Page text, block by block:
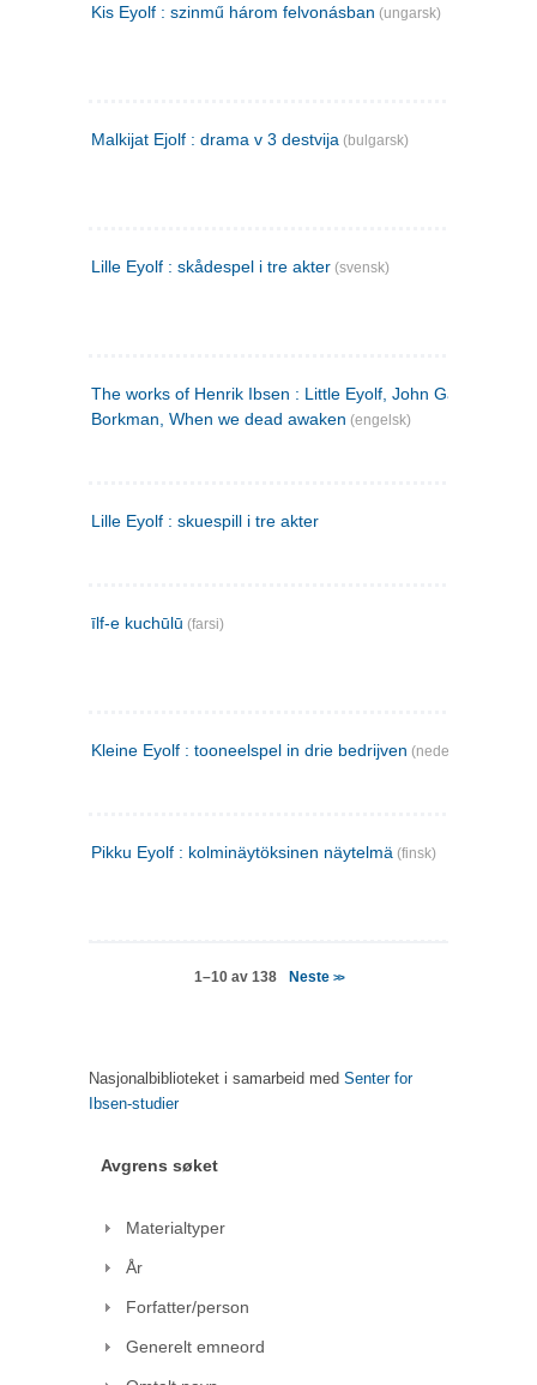
Kis Eyolf : szinmű három felvonásban (ungarsk)
Malkijat Ejolf : drama v 3 destvija (bulgarsk)
Lille Eyolf : skådespel i tre akter (svensk)
The works of Henrik Ibsen : Little Eyolf, John Gabriel
Borkman, When we dead awaken (engelsk)
Lille Eyolf : skuespill i tre akter
īlf-e kuchūlū (farsi)
Kleine Eyolf : tooneelspel in drie bedrijven (nederlandsk)
Pikku Eyolf : kolminäytöksinen näytelmä (finsk)
1–10 av 138 Neste >>
Nasjonalbiblioteket i samarbeid med Senter for
Ibsen-studier
Avgrens søket
Materialtyper
År
Forfatter/person
Generelt emneord